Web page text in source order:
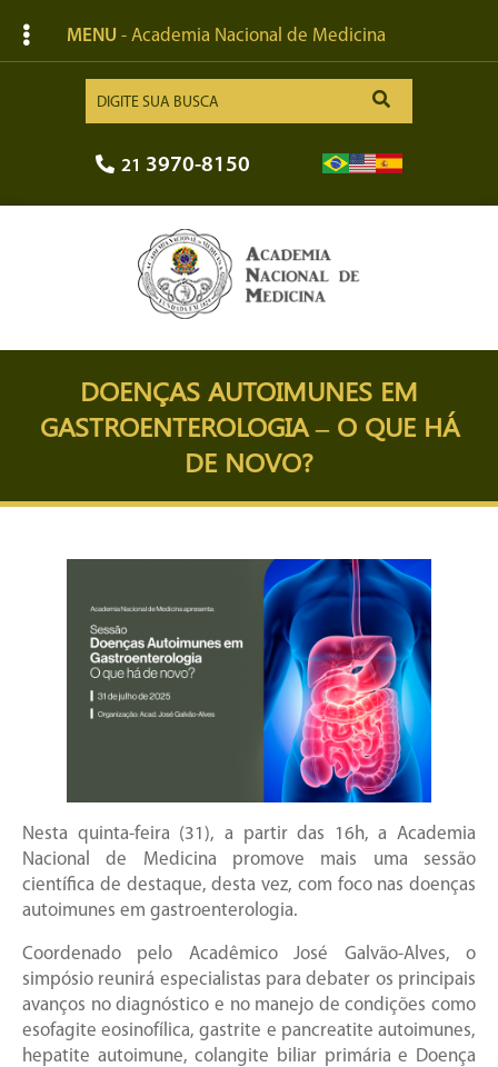
MENU - Academia Nacional de Medicina
21 3970-8150
DOENÇAS AUTOIMUNES EM
GASTROENTEROLOGIA – O QUE HÁ
DE NOVO?
Nesta quinta-feira (31), a partir das 16h, a Academia
Nacional de Medicina promove mais uma sessão
científica de destaque, desta vez, com foco nas doenças
autoimunes em gastroenterologia.
Coordenado pelo Acadêmico José Galvão-Alves, o
simpósio reunirá especialistas para debater os principais
avanços no diagnóstico e no manejo de condições como
esofagite eosinofílica, gastrite e pancreatite autoimunes,
hepatite autoimune, colangite biliar primária e Doença